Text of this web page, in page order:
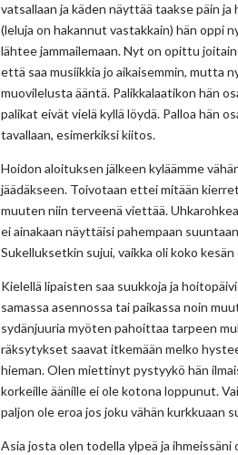
vatsallaan ja käden näyttää taakse päin
(leluja on hakannut vastakkain) hän oppi
lähtee jammailemaan. Nyt on opittu
että saa musiikkia jo aikaisemmin, mutta
muovilelusta ääntä. Palikkalaatikon hän
palikat eivät vielä kyllä löydä. Palloa hän
tavallaan, esimerkiksi kiitos.
Hoidon aloituksen jälkeen kyläämme
jäädäkseen. Toivotaan ettei mitään
muuten niin terveenä viettää.
ei ainakaan näyttäisi pahempaan
Sukelluksetkin sujui, vaikka oli koko
Kielellä lipaisten saa suukkoja ja
samassa asennossa tai paikassa noin
sydänjuuria myöten pahoittaa tarpeen
räksytykset saavat itkemään melko
hieman. Olen miettinyt pystyykö hän
korkeille äänille ei ole kotona loppunut.
paljon ole eroa jos joku vähän kurkkuaan
Asia josta olen todella ylpeä ja ihmeissäni